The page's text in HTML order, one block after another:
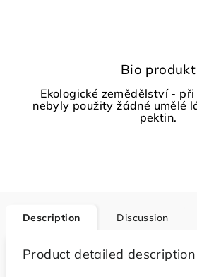
Bio produkt
Ekologické zemědělství -
nebyly použity žádné umělé
pektin.
Description Discussion
Product detailed description